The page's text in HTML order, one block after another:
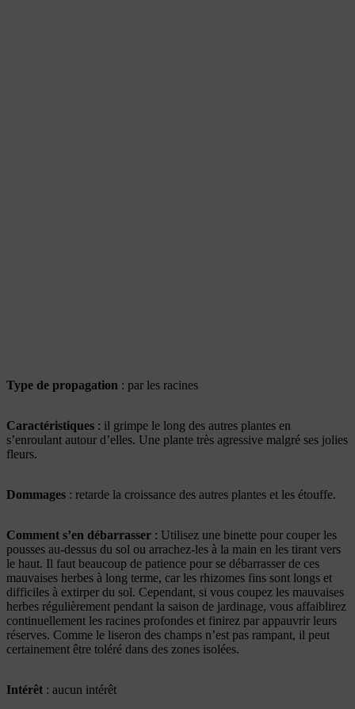
Type de propagation : par les racines
Caractéristiques : il grimpe le long des autres plantes en
s’enroulant autour d’elles. Une plante très agressive malgré ses jolies
fleurs.
Dommages : retarde la croissance des autres plantes et les étouffe.
Comment s’en débarrasser : Utilisez une binette pour couper les
pousses au-dessus du sol ou arrachez-les à la main en les tirant vers
le haut. Il faut beaucoup de patience pour se débarrasser de ces
mauvaises herbes à long terme, car les rhizomes fins sont longs et
difficiles à extirper du sol. Cependant, si vous coupez les mauvaises
herbes régulièrement pendant la saison de jardinage, vous affaiblirez
continuellement les racines profondes et finirez par appauvrir leurs
réserves. Comme le liseron des champs n’est pas rampant, il peut
certainement être toléré dans des zones isolées.
Intérêt : aucun intérêt